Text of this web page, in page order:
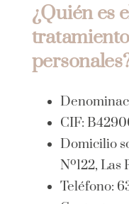
¿Quién es
CIF:
Domicilio
Nº122, Las
Teléfono: